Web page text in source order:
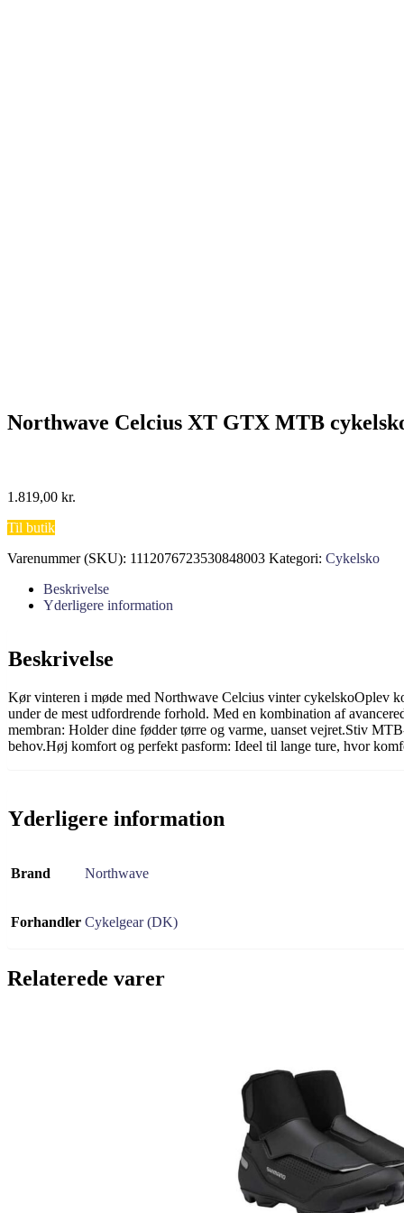
Northwave Celcius XT GTX MTB
1.819,00 kr.
Til butik
Varenummer (SKU): 1112076723530848003 Kategori: Cykelsko
Beskrivelse
Yderligere information
Beskrivelse
Kør vinteren i møde med Northwave Celcius vinter cykelskoOplev
under de mest udfordrende forhold. Med en kombination af
membran: Holder dine fødder tørre og varme, uanset vejret.Stiv
behov.Høj komfort og perfekt pasform: Ideel til lange ture, hvor
Yderligere information
Brand Northwave
Forhandler Cykelgear (DK)
Relaterede varer